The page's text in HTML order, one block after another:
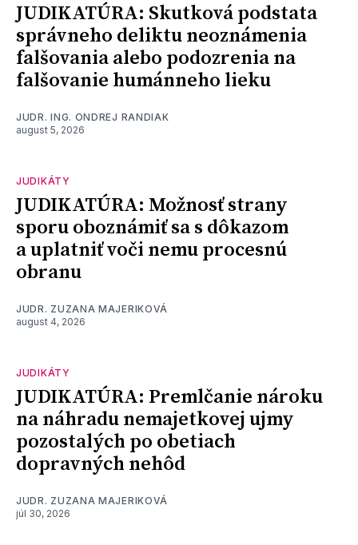
JUDIKATÚRA: Skutková podstata
správneho deliktu neoznámenia
falšovania alebo podozrenia na
falšovanie humánneho lieku
JUDR. ING. ONDREJ RANDIAK
august 5, 2026
JUDIKÁTY
JUDIKATÚRA: Možnosť strany
sporu oboznámiť sa s dôkazom
a uplatniť voči nemu procesnú
obranu
JUDR. ZUZANA MAJERIKOVÁ
august 4, 2026
JUDIKÁTY
JUDIKATÚRA: Premlčanie nároku
na náhradu nemajetkovej ujmy
pozostalých po obetiach
dopravných nehôd
JUDR. ZUZANA MAJERIKOVÁ
júl 30, 2026